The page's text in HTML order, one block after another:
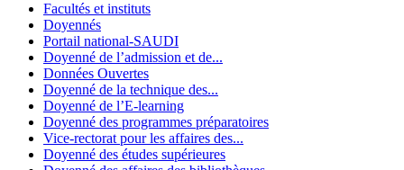
Facultés et instituts
Doyennés
Portail national-SAUDI
Doyenné de l’admission et de...
Données Ouvertes
Doyenné de la technique des...
Doyenné de l’E-learning
Doyenné des programmes préparatoires
Vice-rectorat pour les affaires des...
Doyenné des études supérieures